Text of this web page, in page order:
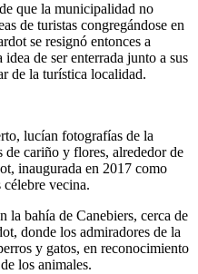
que la municipalidad no
de turistas congregándose en
se resignó entonces a
de ser enterrada junto a sus
de la turística localidad.
lucían fotografías de la
de cariño y flores, alrededor de
inaugurada en 2017 como
célebre vecina.
la bahía de Canebiers, cerca de
donde los admiradores de la
y gatos, en reconocimiento
los animales.